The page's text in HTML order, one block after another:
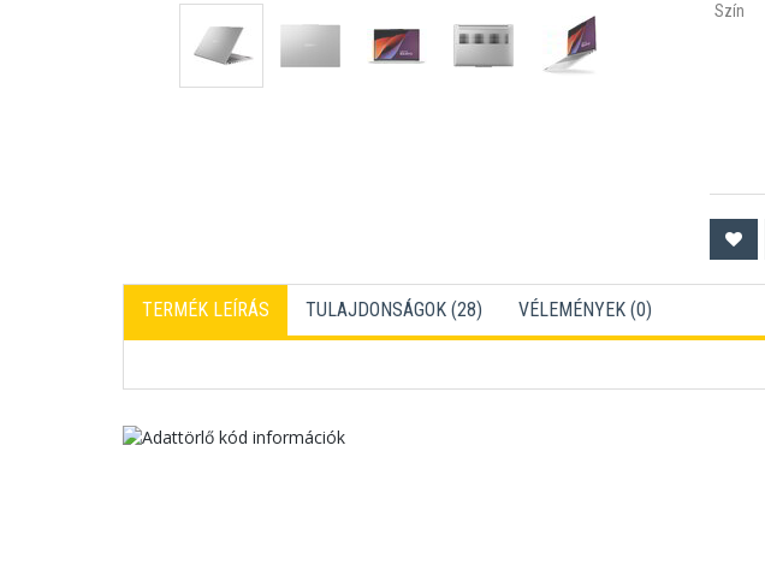
Szín
TERMÉK LEÍRÁS TULAJDONSÁGOK (28) VÉLEMÉNYEK (0)